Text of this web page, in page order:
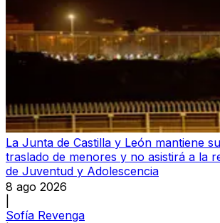
La Junta de Castilla y León mantiene
traslado de menores y no asistirá a la
de Juventud y Adolescencia
8 ago 2026
Sofía Revenga